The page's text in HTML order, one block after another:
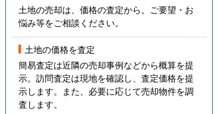
土地の売却は、価格の査定から。ご要望・お
悩み等をご相談ください。
土地の価格を査定
簡易査定は近隣の売却事例などから概算を提
示。訪問査定は現地を確認し、査定価格を提
示します。また、必要に応じて売却物件を調
査します。